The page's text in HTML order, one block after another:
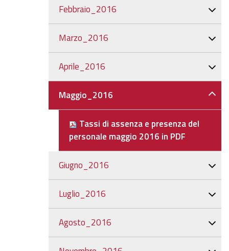
Febbraio_2016
Marzo_2016
Aprile_2016
Maggio_2016
Tassi di assenza e presenza del
personale maggio 2016 in PDF
Giugno_2016
Luglio_2016
Agosto_2016